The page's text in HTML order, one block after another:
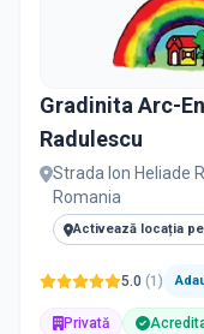
Gradinita Arc-
Radulescu
Strada Ion Heliade
Romania
Activează locația
5.0 (1 )
Privată